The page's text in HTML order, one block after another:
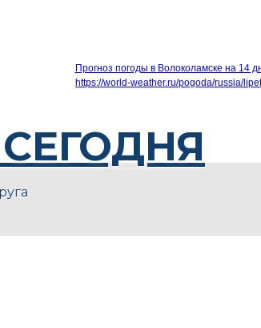
Прогноз погоды в Волоколамске на 14
https://world-weather.ru/pogoda/russia/